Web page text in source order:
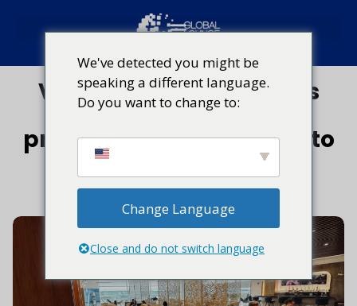
Viagens de negócios: As
novas regras para a
produtividade em trânsito
14 de janeiro de 2026
We've detected you might be
speaking a different language.
Do you want to change to:
Change Language
Close and do not switch language